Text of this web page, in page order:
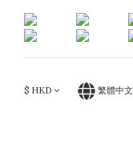
$ HKD 繁體中文